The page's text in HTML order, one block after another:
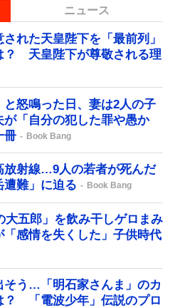
ニュース
れた天皇陛下を「最前列」
？ 天皇陛下が尊敬される理
と怒鳴った日、妻は2人の子
「自分の犯した罪や愚か
冊
Book Bang
放射線…9人の若者が死んだ
遭難」に迫る
Book Bang
大五郎」を飲み干しゲロまみ
感情を失くした」子供時代
そう…「明石家さんま」のカ
？ 「電波少年」伝説のプロ